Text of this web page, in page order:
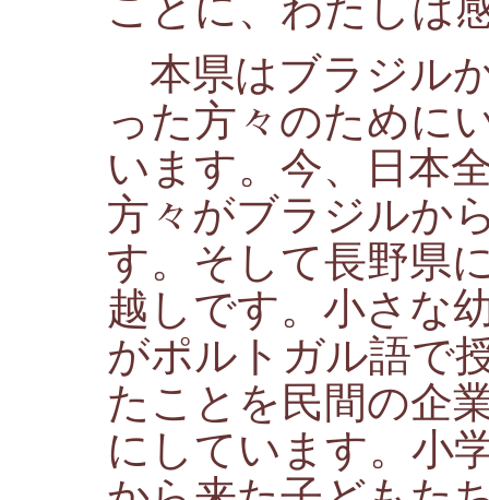
本県はブラジル
った方々のために
います。今、日本
方々がブラジルか
す。そして長野県
越しです。小さな
がポルトガル語で
たことを民間の企
にしています。小